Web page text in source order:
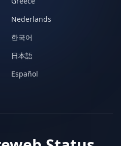
Nederlands
한국어
日本語
Español